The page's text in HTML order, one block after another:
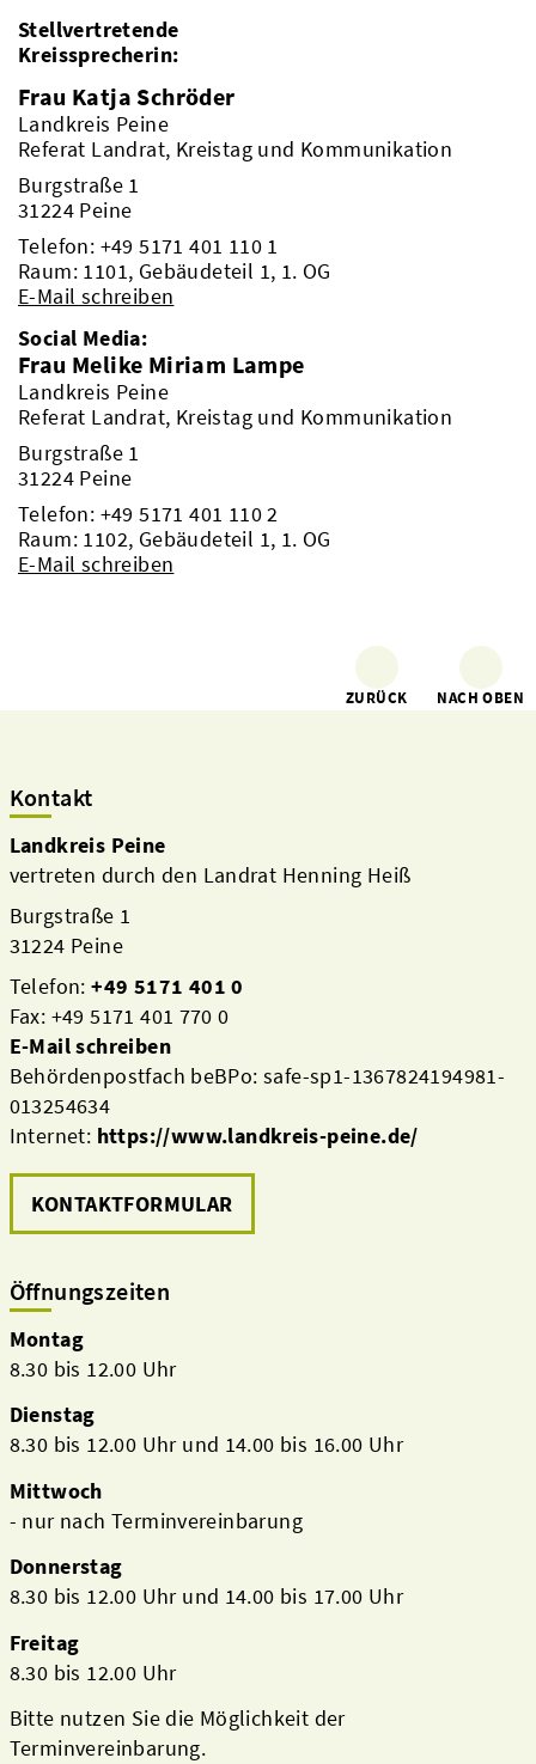
Stellvertretende
Kreissprecherin:
Frau Katja Schröder
Landkreis Peine
Referat Landrat, Kreistag und Kommunikation
Burgstraße 1
31224 Peine
Telefon: +49 5171 401 110 1
Raum: 1101, Gebäudeteil 1, 1. OG
E-Mail schreiben
Social Media:
Frau Melike Miriam Lampe
Landkreis Peine
Referat Landrat, Kreistag und Kommunikation
Burgstraße 1
31224 Peine
Telefon: +49 5171 401 110 2
Raum: 1102, Gebäudeteil 1, 1. OG
E-Mail schreiben
ZURÜCK NACH OBEN
Kontakt
Landkreis Peine
vertreten durch den Landrat Henning Heiß
Burgstraße 1
31224 Peine
Telefon:+49 5171 401 0
Fax: +49 5171 401 770 0
E-Mail schreiben
Behördenpostfach beBPo: safe-sp1-1367824194981-
013254634
Internet: https://www.landkreis-peine.de/
KONTAKTFORMULAR
Öffnungszeiten
Montag
8.30 bis 12.00 Uhr
Dienstag
8.30 bis 12.00 Uhr und 14.00 bis 16.00 Uhr
Mittwoch
- nur nach Terminvereinbarung
Donnerstag
8.30 bis 12.00 Uhr und 14.00 bis 17.00 Uhr
Freitag
8.30 bis 12.00 Uhr
Bitte nutzen Sie die Möglichkeit der
Terminvereinbarung.